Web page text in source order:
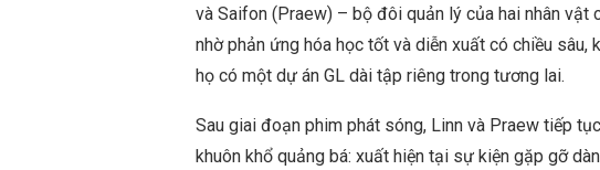
và Saifon (Praew) – bộ đôi quản lý của hai nhân vật
nhờ phản ứng hóa học tốt và diễn xuất có chiều sâu,
họ có một dự án GL dài tập riêng trong tương lai.
Sau giai đoạn phim phát sóng, Linn và Praew tiếp
khuôn khổ quảng bá: xuất hiện tại sự kiện gặp gỡ